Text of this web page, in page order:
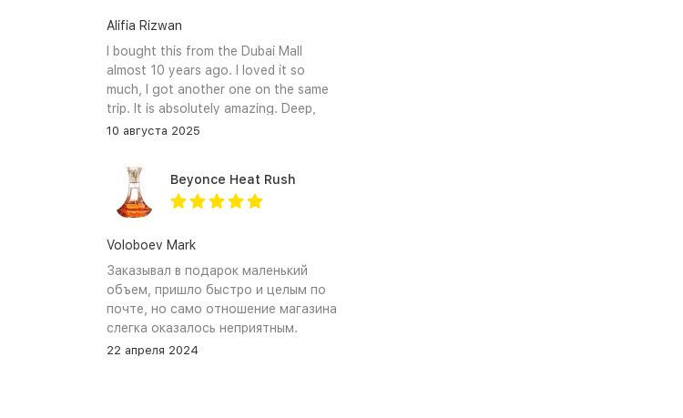
Alifia Rizwan
I bought this from the Dubai Mall
almost 10 years ago. I loved it so
much, I got another one on the same
trip. It is absolutely amazing. Deep,
enchanting notes that linger on the
find it again.
10 августа 2025
Beyonce Heat Rush
Voloboev Mark
Заказывал в подарок маленький
объем, пришло быстро и целым по
почте, но само отношение магазина
слегка оказалось неприятным.
Сначала обещали связться, но
22 апреля 2024